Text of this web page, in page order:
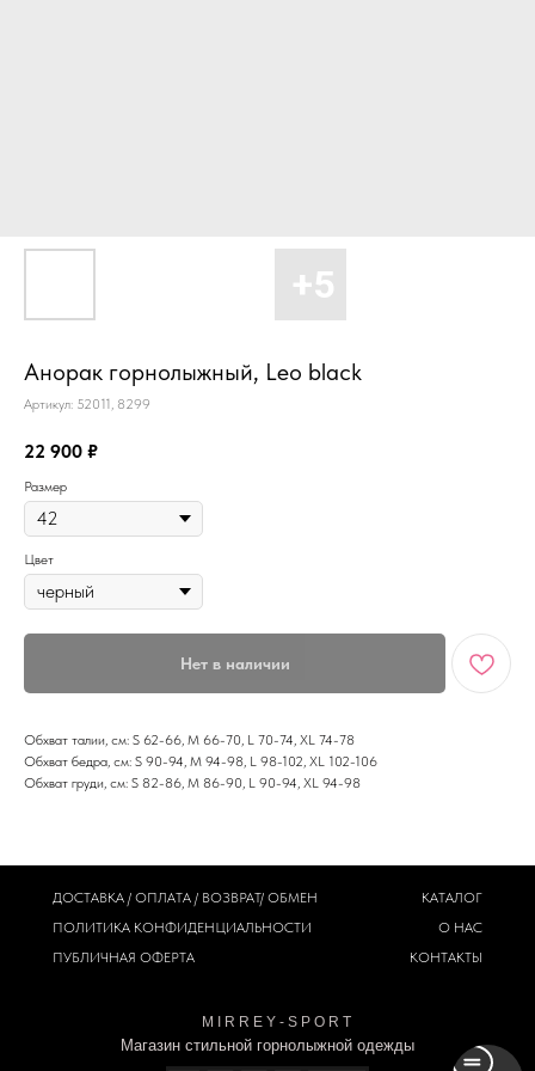
Анорак горнолыжный, Leo black
Артикул: 52011, 8299
22 900 ₽
Размер
Цвет
Нет в наличии
Обхват талии, см: S 62-66, M 66-70, L 70-74, XL 74-78
Обхват бедра, см: S 90-94, M 94-98, L 98-102, XL 102-106
Обхват груди, см: S 82-86, M 86-90, L 90-94, XL 94-98
M I R R E Y - S P O R T
Магазин стильной горнолыжной одежды
ДОСТАВКА / ОПЛАТА / ВОЗВРАТ/ ОБМЕН
ПОЛИТИКА КОНФИДЕНЦИАЛЬНОСТИ
ПУБЛИЧНАЯ ОФЕРТА
КАТАЛОГ
О НАС
КОНТАКТЫ